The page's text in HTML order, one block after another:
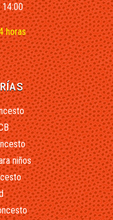
14:00
horas
niños